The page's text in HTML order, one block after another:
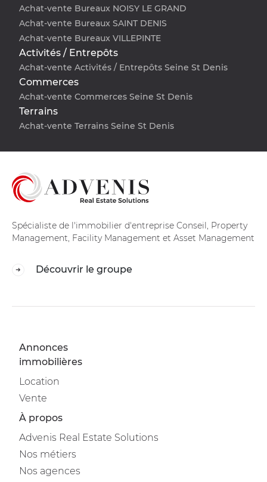
Achat-vente Bureaux NOISY LE GRAND
Achat-vente Bureaux SAINT DENIS
Achat-vente Bureaux VILLEPINTE
Activités / Entrepôts
Achat-vente Activités / Entrepôts Seine St Denis
Commerces
Achat-vente Commerces Seine St Denis
Terrains
Achat-vente Terrains Seine St Denis
Spécialiste de l'immobilier d'entreprise Conseil, Property
Management, Facility Management et Asset Management
Découvrir le groupe
Annonces
immobilières
Location
Vente
À propos
Advenis Real Estate Solutions
Nos métiers
Nos agences